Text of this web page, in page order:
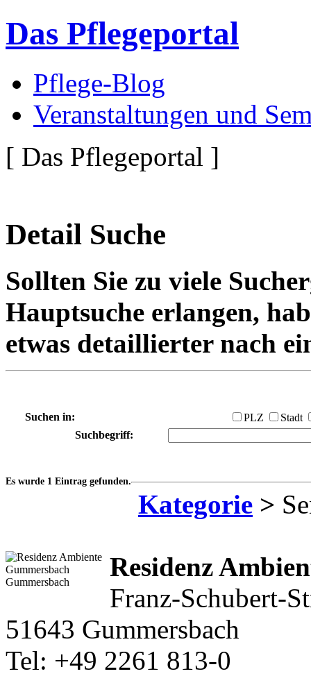
Das Pflegeportal
Pflege-Blog
Veranstaltungen und
[ Das Pflegeportal ]
Detail Suche
Sollten Sie zu viele
Hauptsuche erlangen,
etwas detaillierter nach
Suchen in: PLZ
Stadt
Suchbegriff:
Es wurde 1 Eintrag gefunden.
Kategorie >
Residenz
Franz-Schubert-
51643 Gummersbach
Tel: +49 2261 813-0